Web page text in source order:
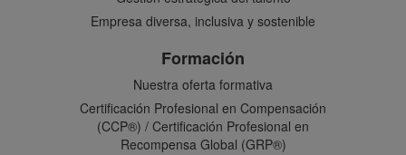
Empresa diversa, inclusiva y sostenible
Formación
Nuestra oferta formativa
Certificación Profesional en Compensación
(CCP®) / Certificación Profesional en
Recompensa Global (GRP®)